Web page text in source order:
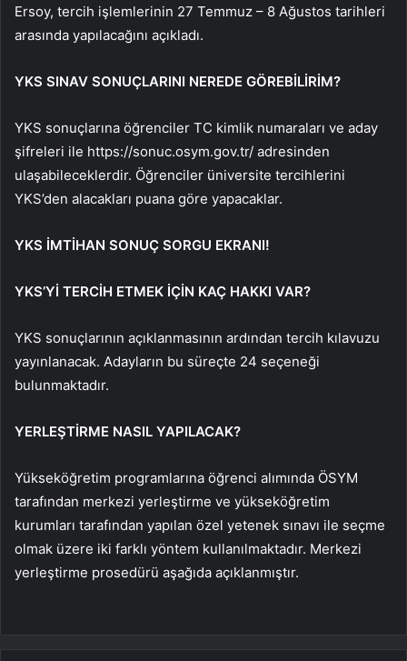
Ersoy, tercih işlemlerinin 27 Temmuz – 8 Ağustos tarihleri ​​
arasında yapılacağını açıkladı.
YKS SINAV SONUÇLARINI NEREDE GÖREBİLİRİM?
YKS sonuçlarına öğrenciler TC kimlik numaraları ve aday
şifreleri ile https://sonuc.osym.gov.tr/ adresinden
ulaşabileceklerdir. Öğrenciler üniversite tercihlerini
YKS’den alacakları puana göre yapacaklar.
YKS İMTİHAN SONUÇ SORGU EKRANI!
YKS’Yİ TERCİH ETMEK İÇİN KAÇ HAKKI VAR?
YKS sonuçlarının açıklanmasının ardından tercih kılavuzu
yayınlanacak. Adayların bu süreçte 24 seçeneği
bulunmaktadır.
YERLEŞTİRME NASIL YAPILACAK?
Yükseköğretim programlarına öğrenci alımında ÖSYM
tarafından merkezi yerleştirme ve yükseköğretim
kurumları tarafından yapılan özel yetenek sınavı ile seçme
olmak üzere iki farklı yöntem kullanılmaktadır. Merkezi
yerleştirme prosedürü aşağıda açıklanmıştır.